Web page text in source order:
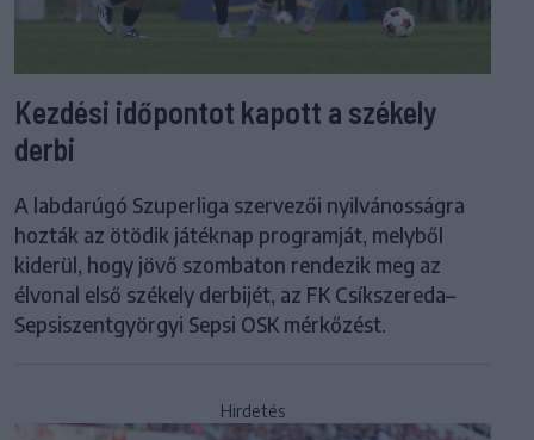
Kezdési időpontot kapott a székely
derbi
A labdarúgó Szuperliga szervezői nyilvánosságra
hozták az ötödik játéknap programját, melyből
kiderül, hogy jövő szombaton rendezik meg az
élvonal első székely derbijét, az FK Csíkszereda–
Sepsiszentgyörgyi Sepsi OSK mérkőzést.
Hirdetés